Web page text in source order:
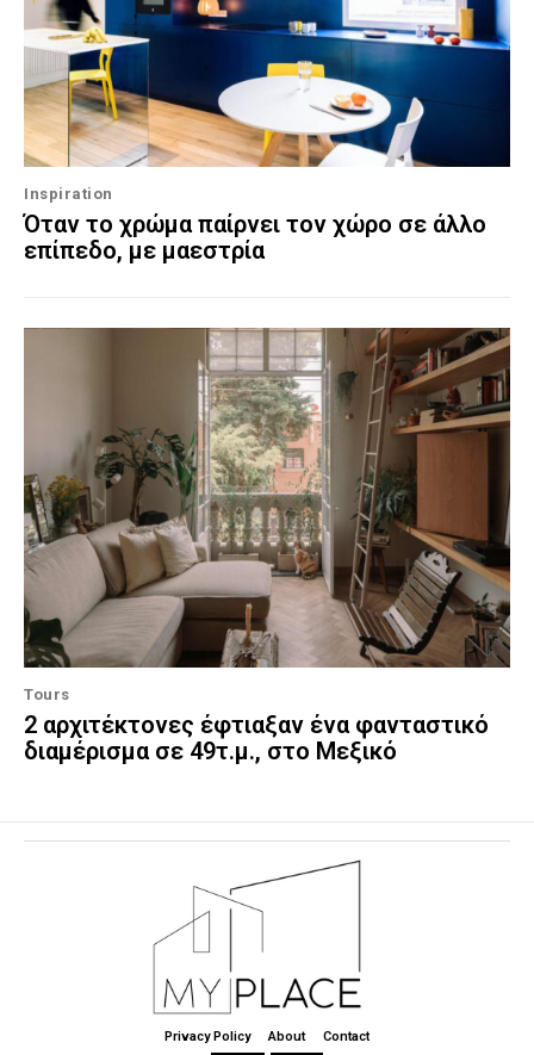
Inspiration
Όταν το χρώμα παίρνει τον χώρο σε άλλο
επίπεδο, με μαεστρία
Tours
2 αρχιτέκτονες έφτιαξαν ένα φανταστικό
διαμέρισμα σε 49τ.μ., στο Μεξικό
Privacy Policy About Contact